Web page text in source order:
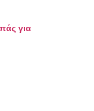
για